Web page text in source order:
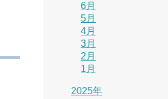
6月
5月
4月
3月
2月
1月
2025年